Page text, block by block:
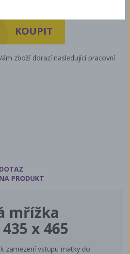
zboží dorazí nasledující pracovní
DOTAZ
NA PRODUKT
mřížka
x 465
zamezení vstupu matky do